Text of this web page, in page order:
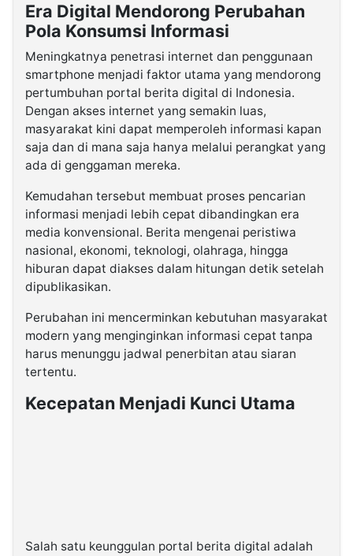
Era Digital Mendorong Perubahan
Pola Konsumsi Informasi
Meningkatnya penetrasi internet dan penggunaan
smartphone menjadi faktor utama yang mendorong
pertumbuhan portal berita digital di Indonesia.
Dengan akses internet yang semakin luas,
masyarakat kini dapat memperoleh informasi kapan
saja dan di mana saja hanya melalui perangkat yang
ada di genggaman mereka.
Kemudahan tersebut membuat proses pencarian
informasi menjadi lebih cepat dibandingkan era
media konvensional. Berita mengenai peristiwa
nasional, ekonomi, teknologi, olahraga, hingga
hiburan dapat diakses dalam hitungan detik setelah
dipublikasikan.
Perubahan ini mencerminkan kebutuhan masyarakat
modern yang menginginkan informasi cepat tanpa
harus menunggu jadwal penerbitan atau siaran
tertentu.
Kecepatan Menjadi Kunci Utama
Salah satu keunggulan portal berita digital adalah